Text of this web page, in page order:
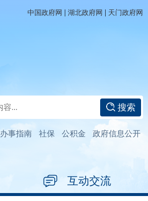
中国政府网 | 湖北政府网 | 天门政府网
搜索
办事指南 社保 公积金 政府信息公开
互动交流